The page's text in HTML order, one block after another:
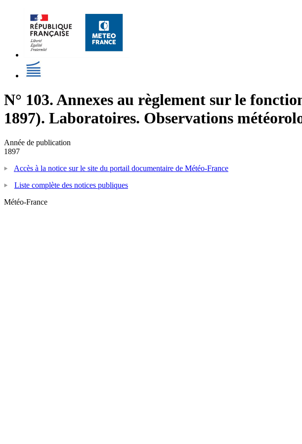
N° 103. Annexes au règlement sur le
1897). Laboratoires. Observations
Année de publication
1897
Accès à la notice sur le site du portail documentaire de Météo-France
Liste complète des notices publiques
Météo-France